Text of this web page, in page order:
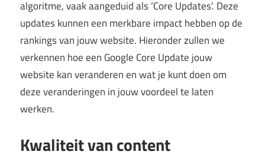
algoritme, vaak aangeduid als ‘Core Updates’. Deze
updates kunnen een merkbare impact hebben op de
rankings van jouw website. Hieronder zullen we
verkennen hoe een Google Core Update jouw
website kan veranderen en wat je kunt doen om
deze veranderingen in jouw voordeel te laten
werken.
Kwaliteit van content